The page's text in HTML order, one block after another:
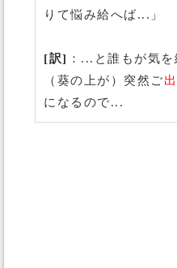
りて悩み給へば...」
[訳] ：...と誰もが気
（葵の上が）突然ご
になるので...